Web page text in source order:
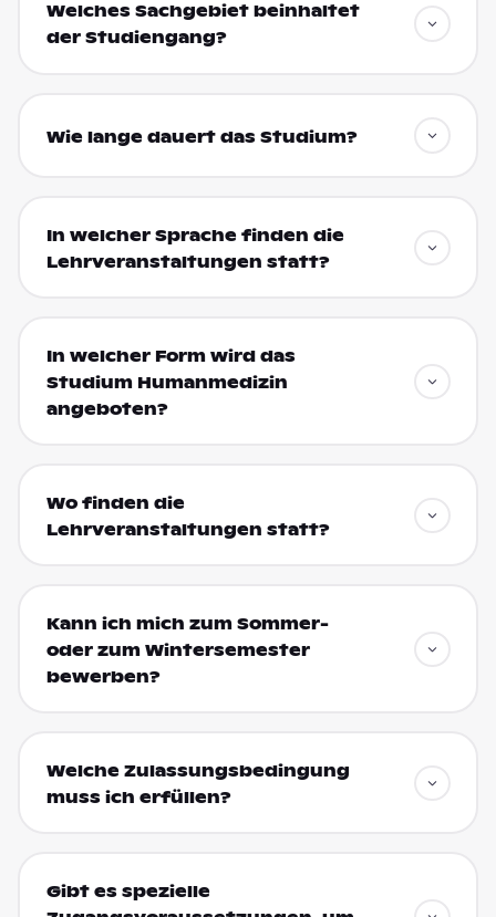
Welches Sachgebiet beinhaltet
der Studiengang?
Wie lange dauert das Studium?
In welcher Sprache finden die
Lehrveranstaltungen statt?
In welcher Form wird das
Studium Humanmedizin
angeboten?
Wo finden die
Lehrveranstaltungen statt?
Kann ich mich zum Sommer-
oder zum Wintersemester
bewerben?
Welche Zulassungsbedingung
muss ich erfüllen?
Gibt es spezielle